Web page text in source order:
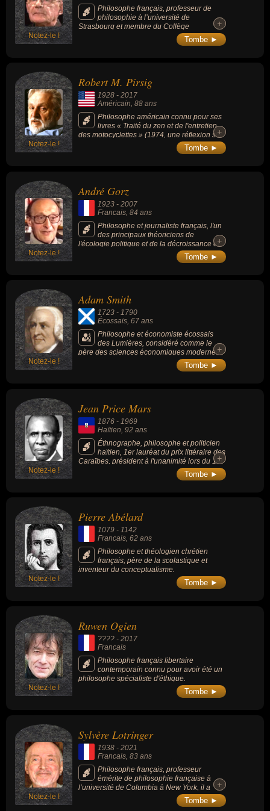
Notez-le !
Philosophe français, professeur de
philosophie à l’université de
Strasbourg et membre du Collège
international de philosophie, auteur de plus
de 200 titres parus sur une grande variété
+
+
Tombe ►
Notez-le !
Robert M. Pirsig
1928 - 2017
Américain, 88 ans
Philosophe américain connu pour ses
livres « Traité du zen et de l'entretien
des motocyclettes » (1974, une réflexion sur
la métaphysique et la philosophie
existentielle) et « Lila : Enquête sur la morale
+
+
Tombe ►
Notez-le !
André Gorz
1923 - 2007
Francais , 84 ans
Philosophe et journaliste français, l'un
des principaux théoriciens de
l'écologie politique et de la décroissance et
cofondateur en 1964 du Nouvel Observateur.
+
+
Tombe ►
Notez-le !
Adam Smith
1723 - 1790
Écossais, 67 ans
Philosophe et économiste écossais
des Lumières, considéré comme le
père des sciences économiques modernes,
dont l'œuvre principale « La Richesse des
nations » (1776), est un des textes
de sa vie à ce texte qui inspire les grands
économistes suivants, ceux que Karl Marx
appellera les « classiques » et qui poseront
les grands principes du libéralisme
économique. La plupart des économistes
considèrent Smith comme « le père de
l’économie politique » ; pourtant, certains,
comme Joseph Schumpeter ou Murray
Rothbard, l’ont défini comme un auteur
+
+
Tombe ►
Notez-le !
Jean Price Mars
1876 - 1969
Haïtien, 92 ans
Éthnographe, philosophe et politicien
haïtien, 1er lauréat du prix littéraire des
Caraïbes, président à l'unanimité lors du 1er
Congrès des écrivains et artistes noirs
(1956), l'Académie française lui accorde un
(1928), que les Haïtiens ne sont pas des «
Français colorés », mais des hommes nés en
des conditions historiques déterminées et
ayant un double héritage, français et africain.
+
+
Tombe ►
Notez-le !
Pierre Abélard
1079 - 1142
Francais, 62 ans
Philosophe et théologien chrétien
français, père de la scolastique et
inventeur du conceptualisme.
Tombe ►
Notez-le !
Ruwen Ogien
???? - 2017
Francais
Philosophe français libertaire
contemporain connu pour avoir été un
philosophe spécialiste d'éthique.
Tombe ►
Notez-le !
Sylvère Lotringer
1938 - 2021
Francais , 83 ans
Philosophe français, professeur
émérite de philosophie française à
l’université de Columbia à New York, il a
largement contribué au rayonnement nord-
américain de la pensée française,
+
+
Tombe ►